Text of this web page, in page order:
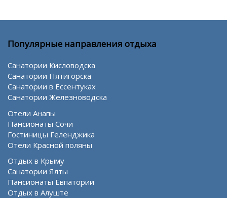
Популярные направления отдыха
Санатории Кисловодска
Санатории Пятигорска
Санатории в Ессентуках
Санатории Железноводска
Отели Анапы
Пансионаты Сочи
Гостиницы Геленджика
Отели Красной поляны
Отдых в Крыму
Санатории Ялты
Пансионаты Евпатории
Отдых в Алуште